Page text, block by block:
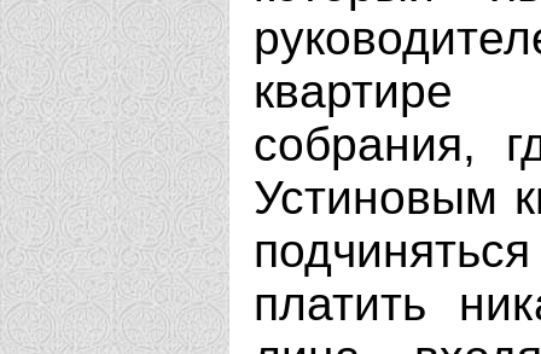
квартире
собрания,
Устиновым
платить